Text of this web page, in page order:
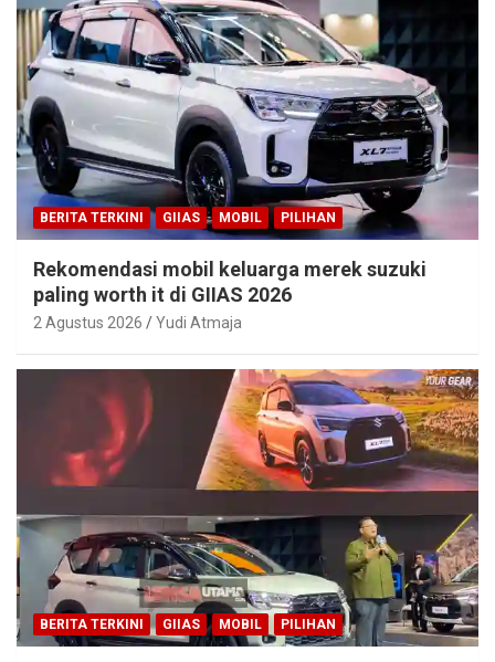
BERITA TERKINI GIIAS MOBIL PILIHAN
Rekomendasi mobil keluarga merek suzuki
paling worth it di GIIAS 2026
2 Agustus 2026 Yudi Atmaja
BERITA TERKINI GIIAS MOBIL PILIHAN